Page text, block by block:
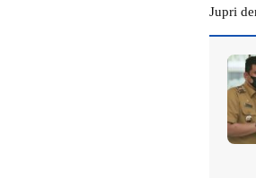
Jupri